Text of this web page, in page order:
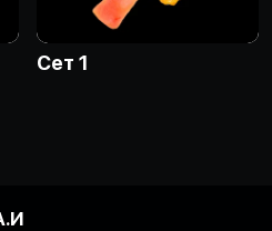
Сет 1